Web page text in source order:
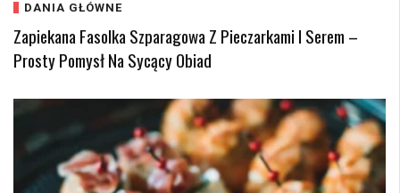
DANIA GŁÓWNE
Zapiekana Fasolka Szparagowa Z Pieczarkami I Serem –
Prosty Pomysł Na Sycący Obiad